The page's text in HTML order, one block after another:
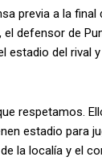
previa a la final
defensor de
estadio del rival
respetamos.
estadio para
la localía y el